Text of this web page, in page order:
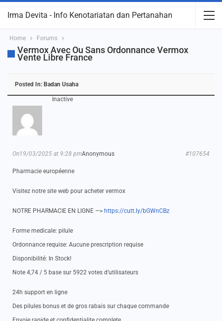
Irma Devita - Info Kenotariatan dan Pertanahan
Home Forums
Vermox Avec Ou Sans Ordonnance Vermox
Vente Libre France
Posted In: Badan Usaha
Inactive
Anonymous
On19/03/2025 at 9:28 pm #107654
Pharmacie européenne
Visitez notre site web pour acheter vermox
NOTRE PHARMACIE EN LIGNE —> https://cutt.ly/bGWnCBz
Forme medicale: pilule
Ordonnance requise: Aucune prescription requise
Disponibilité: In Stock!
Note 4,74 / 5 base sur 5922 votes d’utilisateurs
24h support en ligne
Des pilules bonus et de gros rabais sur chaque commande